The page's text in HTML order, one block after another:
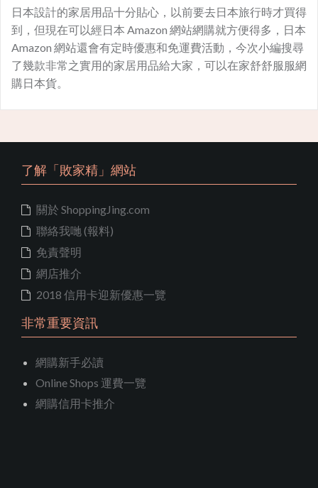
日本設計的家居用品十分貼心，以前要去日本旅行時才買得
到，但現在可以經日本 Amazon 網站網購就方便得多，日本
Amazon 網站還會有定時優惠和免運費活動，今次小編搜尋
了幾款非常之實用的家居用品給大家，可以在家舒舒服服網
購日本貨。
了解「敗家精」網站
關於 ShoppingJing.com
聯絡我哋 (報料)
免責聲明
網店推介
2018 信用卡迎新優惠一覽
非常重要資訊
網購新手必讀
Online Shops 運費一覽
網購信用卡推介